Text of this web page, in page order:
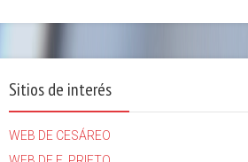
Sitios de interés
WEB DE CESÁREO